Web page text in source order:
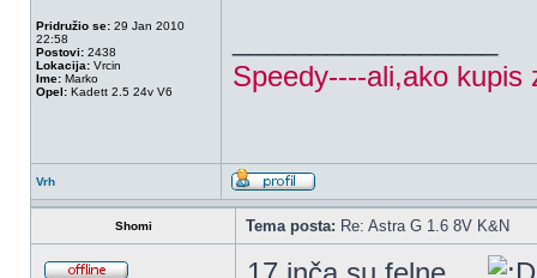
Pridružio se: 29 Jan 2010
22:58
Postovi: 2438
Lokacija: Vrcin
Ime: Marko
Opel: Kadett 2.5 24v V6
Speedy----ali,ako kupis
Vrh
Shomi Tema posta: Re: Astra G 1.6 8V K&N